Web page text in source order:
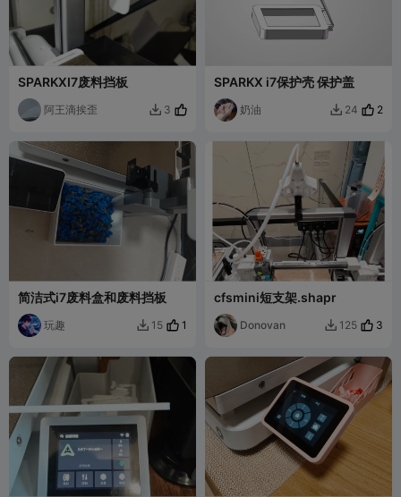
SPARKXI7废料挡板
阿王滴挨歪  3
SPARKX i7保护壳 保护盖
奶油  24 2
简洁式i7废料盒和废料挡板
玩趣  15 1
cfsmini短支架.shapr
Donovan  125 3